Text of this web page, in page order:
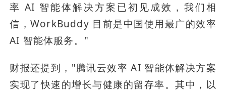
率 AI 智能体解决方案已初见成效，我们相
信，WorkBuddy 目前是中国使用最广的效率
AI 智能体服务。"
财报还提到，"腾讯云效率 AI 智能体解决方案
实现了快速的增长与健康的留存率。其中，以